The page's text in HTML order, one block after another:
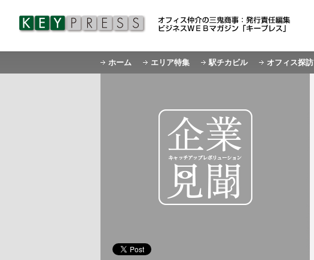
ホーム エリア特集 駅チカビル オフィス探訪